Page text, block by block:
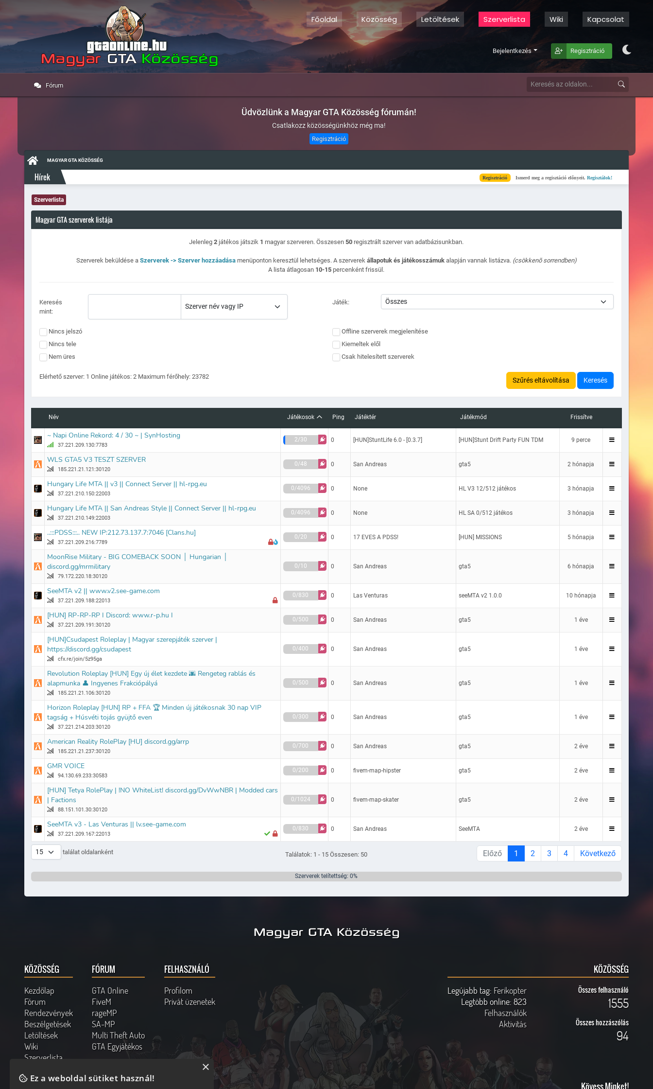
Főoldal Közösség Letöltések Szerverlista Wiki Kapcsolat
Bejelentkezés Regisztráció
Fórum
Üdvözlünk a Magyar GTA Közösség fórumán!
Csatlakozz közösségünkhöz még ma!
Regisztráció
MAGYAR GTA KÖZÖSSÉG
Hírek Regisztráció Ismerd meg a regisztáció előnyeit.Regisztálok! Kész
Szerverlista
Magyar GTA szerverek listája
Jelenleg2 játékos játszik 1 magyar szerveren. Összesen50 regisztrált szerver van adatbázisunkban.
Szerverek beküldése a Szerverek -> Szerver hozzáadásamenüponton keresztül lehetséges. A szerverek állapotuk és játékosszámukalapján vannak listázva. (csökkenõ sorrendben)
A lista átlagosan 10-15 percenként frissül.
Keresés
mint:
Játék:
Nincs jelszó
Nincs tele
Nem üres
Offline szerverek megjelenítése
Kiemeltek elől
Csak hitelesített szerverek
Elérhető szerver: 1 Online játékos: 2Maximum férőhely: 23782 Szűrés eltávolítása Keresés
Név Játékosok Ping Játéktér Játékmód Frissítve
~ Napi Online Rekord: 4 / 30 ~ | SynHosting
37.221.209.130:7783
2/30 0 [HUN]StuntLife 6.0 - [0.3.7] [HUN]Stunt Drift Party FUN TDM 9 perce
WLS GTA5 V3 TESZT SZERVER
185.221.21.121:30120
0/48 0 San Andreas gta5 2 hónapja
Hungary Life MTA || v3 || Connect Server || hl-rpg.eu
37.221.210.150:22003
0/4096 0 None HL V3 12/512 játékos 3 hónapja
Hungary Life MTA || San Andreas Style || Connect Server || hl-rpg.eu
37.221.210.149:22003
0/4096 0 None HL SA 0/512 játékos 3 hónapja
..:::PDSS:::.. NEW IP:212.73.137.7:7046 [Clans.hu]
37.221.209.216:7789
0/20 0 17 EVES A PDSS! [HUN] MISSIONS 5 hónapja
MoonRise Military - BIG COMEBACK SOON │ Hungarian │
discord.gg/mrmilitary
79.172.220.18:30120
0/10 0 San Andreas gta5 6 hónapja
SeeMTA v2 || www.v2.see-game.com
37.221.209.188:22013
0/830 0 Las Venturas seeMTA v2 1.0.0 10 hónapja
[HUN] RP-RP-RP I Discord: www.r-p.hu I
37.221.209.191:30120
0/500 0 San Andreas gta5 1 éve
[HUN]Csudapest Roleplay | Magyar szerepjáték szerver |
https://discord.gg/csudapest
cfx.re/join/5z95ga
0/400 0 San Andreas gta5 1 éve
Revolution Roleplay [HUN] Egy új élet kezdete 🌆 Rengeteg rablás és
alapmunka 👤 Ingyenes Frakciópályá
185.221.21.106:30120
0/500 0 San Andreas gta5 1 éve
Horizon Roleplay [HUN] RP + FFA 🏆 Minden új játékosnak 30 nap VIP
tagság + Húsvéti tojás gyüjtő even
37.221.214.203:30120
0/300 0 San Andreas gta5 1 éve
American Reality RolePlay [HU] discord.gg/arrp
185.221.21.237:30120
0/700 0 San Andreas gta5 2 éve
GMR VOICE
94.130.69.233:30583
0/200 0 fivem-map-hipster gta5 2 éve
[HUN] Tetya RolePlay | !NO WhiteList! discord.gg/DvWwNBR | Modded cars
| Factions
88.151.101.30:30120
0/1024 0 fivem-map-skater gta5 2 éve
SeeMTA v3 - Las Venturas || lv.see-game.com
37.221.209.167:22013
0/830 0 San Andreas SeeMTA 2 éve
találat oldalanként Találatok: 1 - 15 Összesen: 50 Előző 1 2 3 4 Következő
Szerverek telítettség: 0%
Magyar GTA Közösség
KÖZÖSSÉG
Kezdőlap
Fórum
Rendezvények
Beszélgetések
Letöltések
Wiki
Szerverlista
FÓRUM
GTA Online
FiveM
rageMP
SA-MP
Multi Theft Auto
GTA Egyjátékos
FELHASZNÁLÓ
Profilom
Privát üzenetek
KÖZÖSSÉG
Legújabb tag: Ferikopter
Legtöbb online: 823
Felhasználók
Aktivitás
Összes felhasználó
1555
Összes hozzászólás
94
Online felhasználók Kövess Minket!
Ez a weboldal sütiket használ!
×